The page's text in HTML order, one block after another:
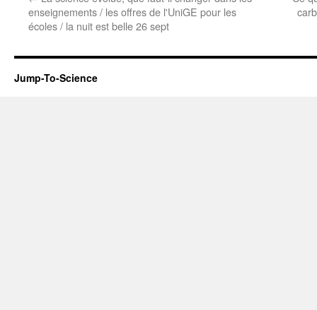
enseignements / les offres de l'UniGE pour les
écoles / la nuit est belle 26 sept
Jump-To-Science